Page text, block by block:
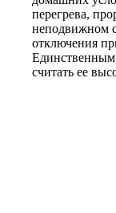
перегрева,
неподвижном
отключения
Единственным
считать ее